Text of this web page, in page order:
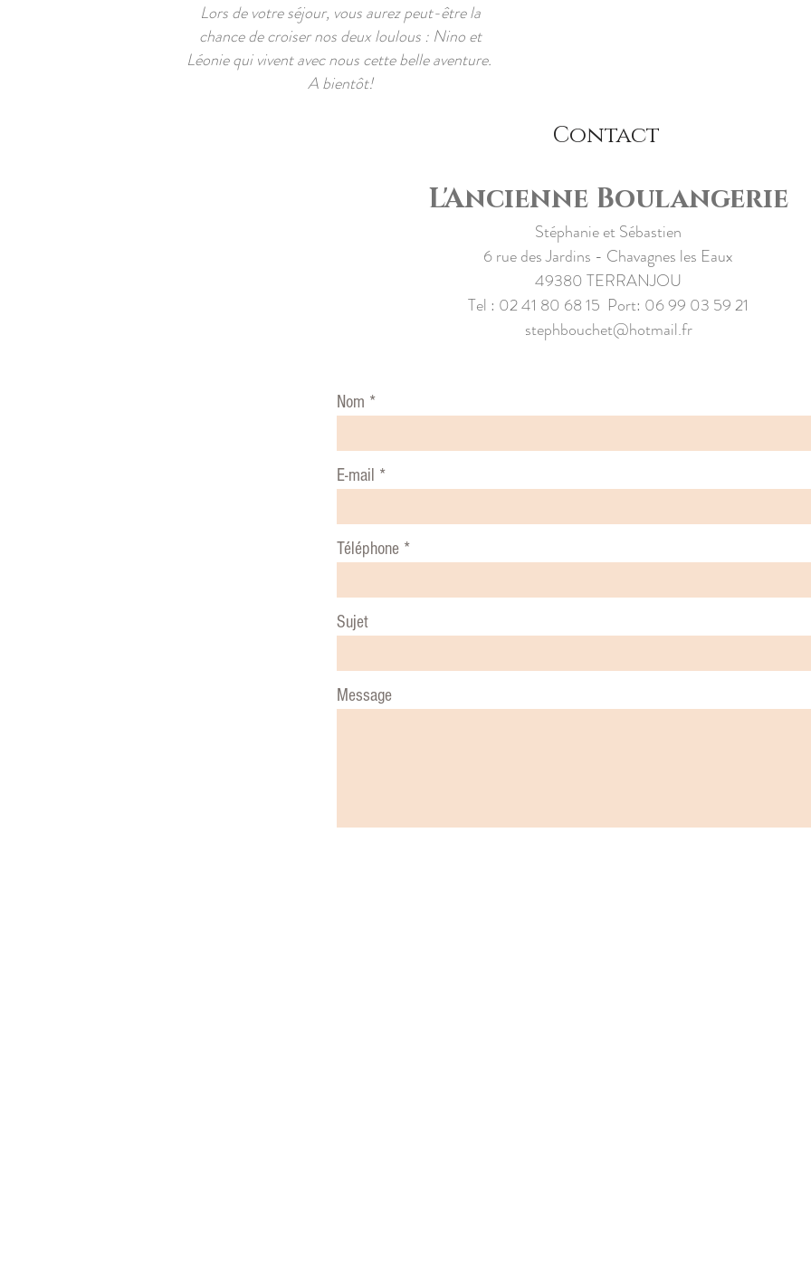
Lors de votre séjour, vous aurez peut-être la
chance de croiser nos deux loulous : Nino et
Léonie qui vivent avec nous cette belle aventure.
A bientôt!
Contact
L'Ancienne Boulangerie
Stéphanie et Sébastien
6 rue des Jardins - Chavagnes les Eaux
49380 TERRANJOU
Tel : 02 41 80 68 15 Port: 06 99 03 59 21
stephbouchet@hotmail.fr
Nom
E-mail
Téléphone
Sujet
Message